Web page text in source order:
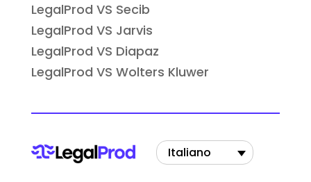
LegalProd VS Secib
LegalProd VS Jarvis
LegalProd VS Diapaz
LegalProd VS Wolters Kluwer
Italiano